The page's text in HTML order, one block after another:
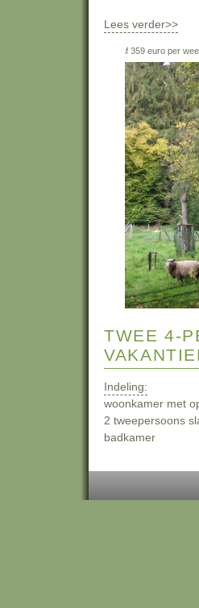
Lees verder>>
in de natuur vanaf 359 euro per
TWEE 4-
Indeling:
woonkamer met
2 tweepersoons
badkamer